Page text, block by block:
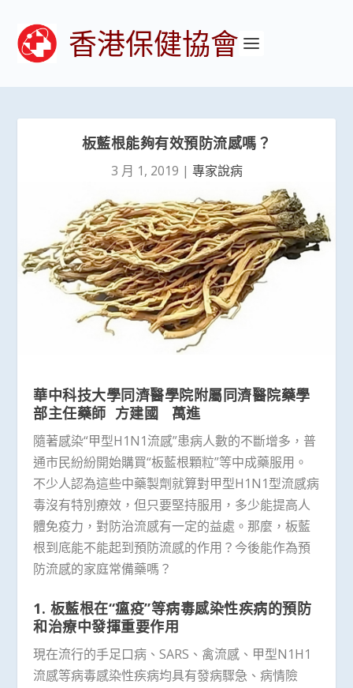
香港保健協會
板藍根能夠有效預防流感嗎？
3 月 1, 2019 | 專家說病
華中科技大學同濟醫學院附屬同濟醫院藥學
部主任藥師 方建國 萬進
隨著感染“甲型H1N1流感”患病人數的不斷增多，普
通市民紛紛開始購買“板藍根顆粒”等中成藥服用。
不少人認為這些中藥製劑就算對甲型H1N1型流感病
毒沒有特別療效，但只要堅持服用，多少能提高人
體免疫力，對防治流感有一定的益處。那麼，板藍
根到底能不能起到預防流感的作用？今後能作為預
防流感的家庭常備藥嗎？
1. 板藍根在“瘟疫”等病毒感染性疾病的預防
和治療中發揮重要作用
現在流行的手足口病、SARS、禽流感、甲型N1H1
流感等病毒感染性疾病均具有發病驟急、病情險